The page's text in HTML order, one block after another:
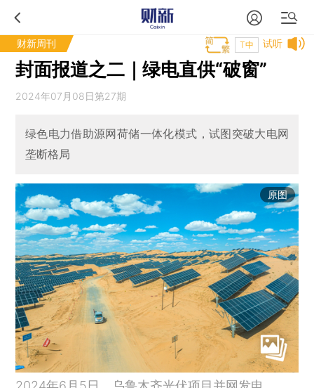
财新周刊 试听
T中
封面报道之二｜绿电直供“破窗”
2024年07月08日第27期
绿色电力借助源网荷储一体化模式，试图突破大电网
垄断格局
原图